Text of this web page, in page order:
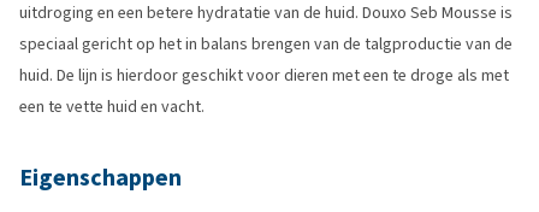
uitdroging en een betere hydratatie van de huid. Douxo Seb Mousse is
speciaal gericht op het in balans brengen van de talgproductie van de
huid. De lijn is hierdoor geschikt voor dieren met een te droge als met
een te vette huid en vacht.
Eigenschappen